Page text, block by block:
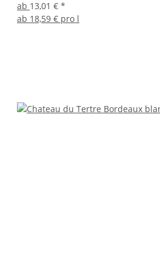
ab 13,01 € *
ab 18,59 € pro l